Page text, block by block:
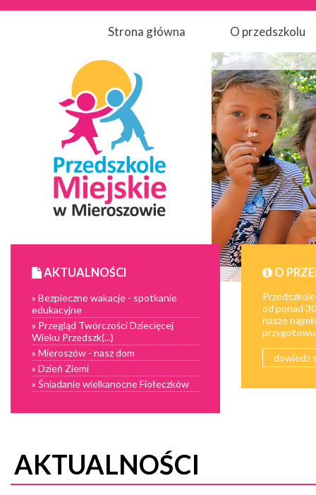
Strona główna O przedszkolu
AKTUALNOŚCI
» Bezpieczne wakacje - spotkanie
edukacyjne
» Przegląd Twórczości Dziecięcej
Wieku Przedszk(...)
» Mieroszów - nasz dom
» Dzień Ziemi
» Śniadanie wielkanocne Fiołeczków
O
od ponad
nasze
dowiedz
AKTUALNOŚCI